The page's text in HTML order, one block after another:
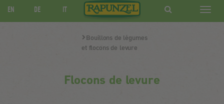
EN DE IT
ein-/
Bouillons de légumes
et flocons de levure
Flocons de levure